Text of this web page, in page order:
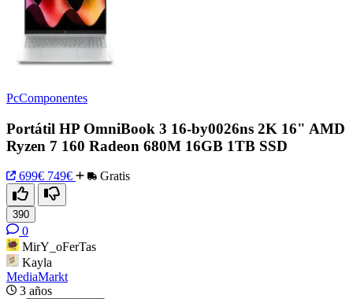
PcComponentes
Portátil HP OmniBook 3 16-by0026ns 2K 16" AMD
Ryzen 7 160 Radeon 680M 16GB 1TB SSD
699€ 749€ Gratis
390
0
MirY_oFerTas
Kayla
MediaMarkt
3 años